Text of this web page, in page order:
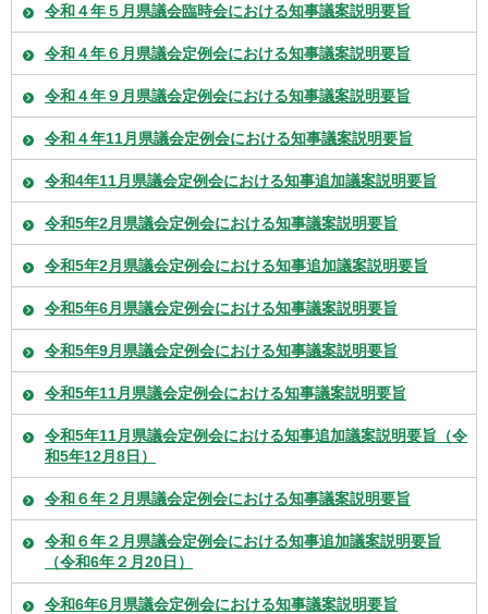
令和４年５月県議会臨時会における知事議案説明要旨
令和４年６月県議会定例会における知事議案説明要旨
令和４年９月県議会定例会における知事議案説明要旨
令和４年11月県議会定例会における知事議案説明要旨
令和4年11月県議会定例会における知事追加議案説明要旨
令和5年2月県議会定例会における知事議案説明要旨
令和5年2月県議会定例会における知事追加議案説明要旨
令和5年6月県議会定例会における知事議案説明要旨
令和5年9月県議会定例会における知事議案説明要旨
令和5年11月県議会定例会における知事議案説明要旨
令和5年11月県議会定例会における知事追加議案説明要旨（令
和5年12月8日）
令和６年２月県議会定例会における知事議案説明要旨
令和６年２月県議会定例会における知事追加議案説明要旨
（令和6年２月20日）
令和6年6月県議会定例会における知事議案説明要旨